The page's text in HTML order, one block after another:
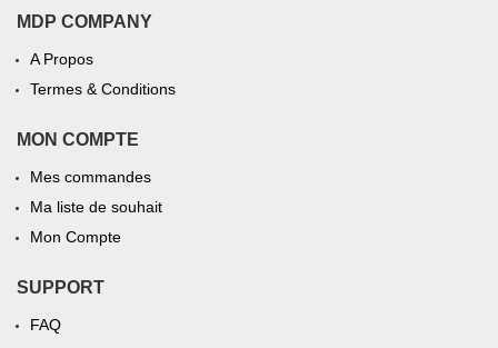
MDP COMPANY
A Propos
Termes & Conditions
MON COMPTE
Mes commandes
Ma liste de souhait
Mon Compte
SUPPORT
FAQ